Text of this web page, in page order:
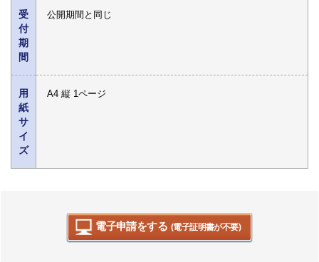
受
付
期
間
公開期間と同じ
用
紙
サ
イ
ズ
A4 縦 1ページ
電子申請をする (電子証明書が不要)